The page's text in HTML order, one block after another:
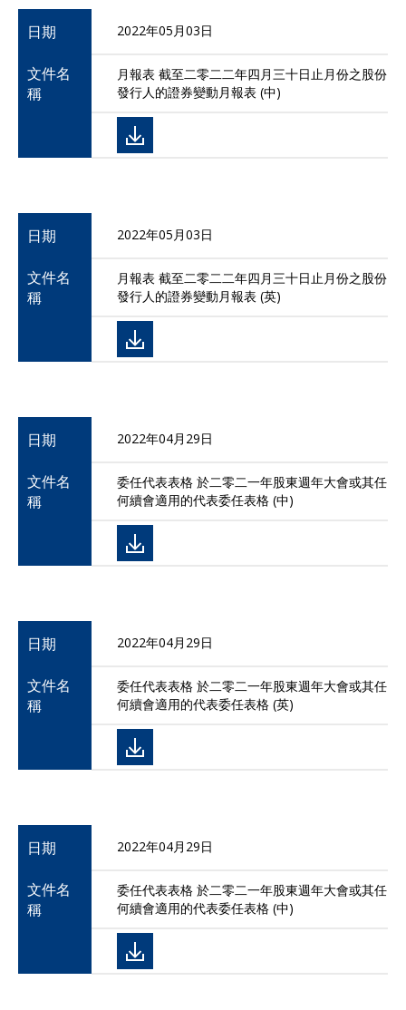
日期 2022年05月03日
文件名
稱
月報表 截至二零二二年四月三十日止月份之股份
發行人的證券變動月報表 (中)
日期 2022年05月03日
文件名
稱
月報表 截至二零二二年四月三十日止月份之股份
發行人的證券變動月報表 (英)
日期 2022年04月29日
文件名
稱
委任代表表格 於二零二一年股東週年大會或其任
何續會適用的代表委任表格 (中)
日期 2022年04月29日
文件名
稱
委任代表表格 於二零二一年股東週年大會或其任
何續會適用的代表委任表格 (英)
日期 2022年04月29日
文件名
稱
委任代表表格 於二零二一年股東週年大會或其任
何續會適用的代表委任表格 (中)